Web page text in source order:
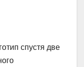
спустя две